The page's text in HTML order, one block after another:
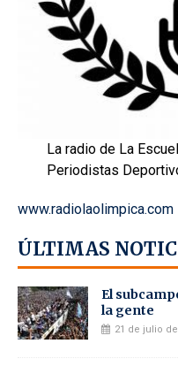
La radio de La
Periodistas
www.radiolaolimpica.com
ÚLTIMAS
El
la gente
21 de julio